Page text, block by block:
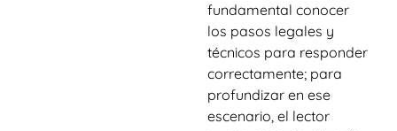
fundamental conocer
los pasos legales y
técnicos para responder
correctamente; para
profundizar en ese
escenario, el lector